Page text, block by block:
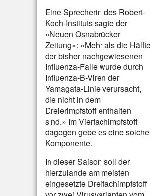
Eine Sprecherin des Robert-
Koch-Instituts sagte der
«Neuen Osnabrücker
Zeitung»: «Mehr als die Hälfte
der bisher nachgewiesenen
Influenza-Fälle wurde durch
Influenza-B-Viren der
Yamagata-Linie verursacht,
die nicht in dem
Dreierimpfstoff enthalten
sind.» Im Vierfachimpfstoff
dagegen gebe es eine solche
Komponente.
In dieser Saison soll der
hierzulande am meisten
eingesetzte Dreifachimpfstoff